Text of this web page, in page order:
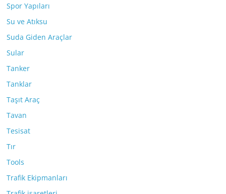
Spor Yapıları
Su ve Atıksu
Suda Giden Araçlar
Sular
Tanker
Tanklar
Taşıt Araç
Tavan
Tesisat
Tır
Tools
Trafik Ekipmanları